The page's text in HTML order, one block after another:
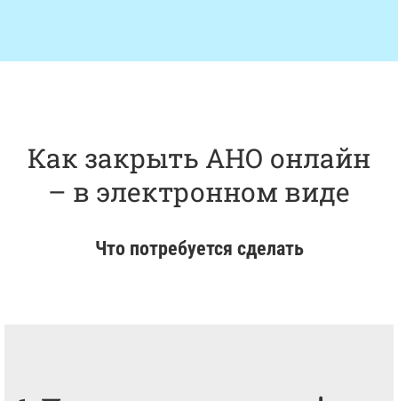
Как закрыть АНО онлайн
– в электронном виде
Что потребуется сделать